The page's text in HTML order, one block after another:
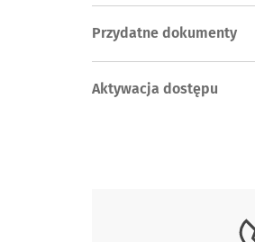
Przydatne dokumenty
Aktywacja dostępu